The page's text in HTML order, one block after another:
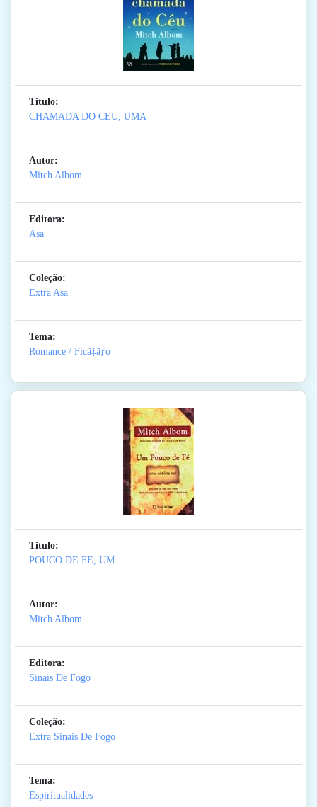
Titulo:
CHAMADA DO CEU, UMA
Autor:
Mitch Albom
Editora:
Asa
Coleção:
Extra Asa
Tema:
Romance / Ficã‡ãƒo
Titulo:
POUCO DE FE, UM
Autor:
Mitch Albom
Editora:
Sinais De Fogo
Coleção:
Extra Sinais De Fogo
Tema:
Espiritualidades